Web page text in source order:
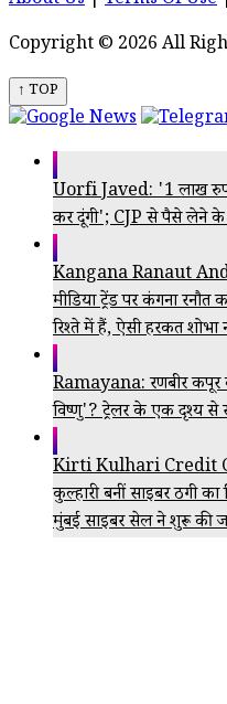
Copyright © 2026 All
↑ TOP
Uorfi Javed: '1 लाख रुपये
कर दूंगी'; CJP से पैसे लेने के
Kangana Ranaut
मीडिया ट्रेंड पर कंगना
रिश्ते में हैं, ऐसी हरकत शोभा
Ramayana: रणबीर कपूर
विष्णु'? ट्रेलर के एक दृश्य से
Kirti Kulhari Credit
कुल्हारी बनीं साइबर ठगी
मुंबई साइबर सेल ने शुरू की